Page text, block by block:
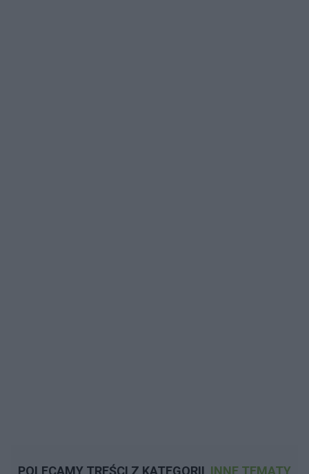
POLECAMY TREŚCI Z KATEGORII INNE TEMATY